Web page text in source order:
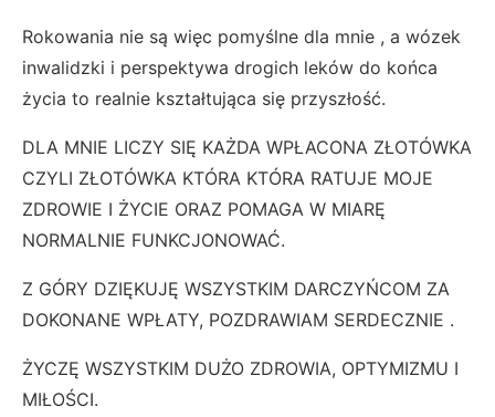
Rokowania nie są więc pomyślne dla mnie , a wózek
inwalidzki i perspektywa drogich leków do końca
życia to realnie kształtująca się przyszłość.
DLA MNIE LICZY SIĘ KAŻDA WPŁACONA ZŁOTÓWKA
CZYLI ZŁOTÓWKA KTÓRA KTÓRA RATUJE MOJE
ZDROWIE I ŻYCIE ORAZ POMAGA W MIARĘ
NORMALNIE FUNKCJONOWAĆ.
Z GÓRY DZIĘKUJĘ WSZYSTKIM DARCZYŃCOM ZA
DOKONANE WPŁATY, POZDRAWIAM SERDECZNIE .
ŻYCZĘ WSZYSTKIM DUŻO ZDROWIA, OPTYMIZMU I
MIŁOŚCI.